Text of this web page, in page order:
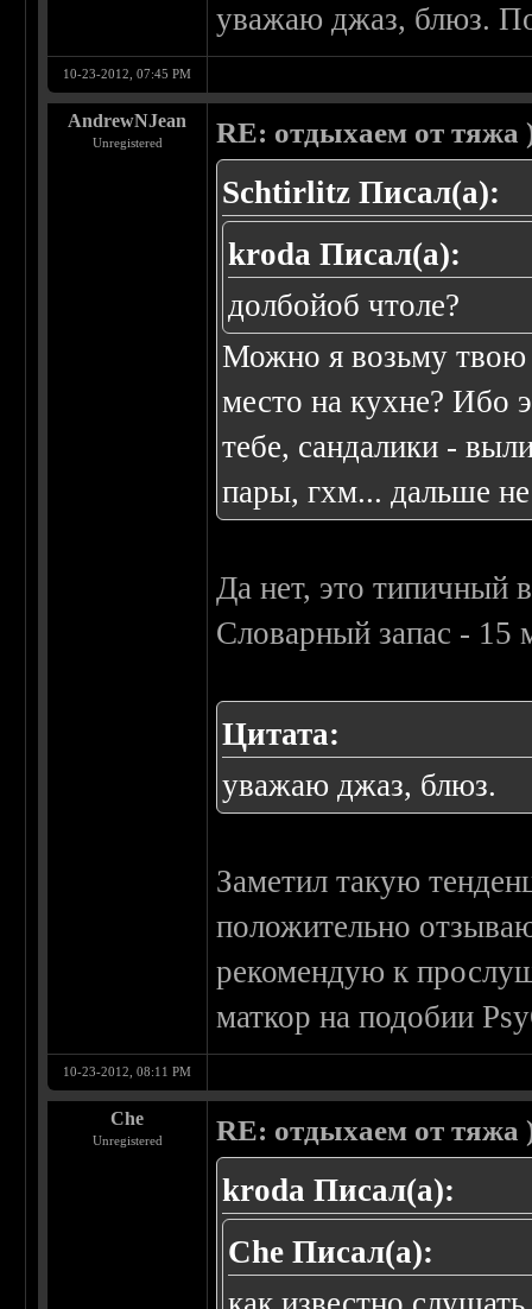
уважаю джаз, блюз.
10-23-2012, 07:45 PM
AndrewNJean
Unregistered RE: отдыхаем от тяжа
Schtirlitz Писал(а):
kroda Писал(а):
долбойоб чтоле?
Можно я возьму твою
место на кухне? Ибо
тебе, сандалики -
пары, гхм... дальше
Да нет, это типичный
Словарный запас - 15
Цитата:
уважаю джаз, блюз.
Заметил такую
положительно
рекомендую к
маткор на подобии
10-23-2012, 08:11 PM
Che
Unregistered RE: отдыхаем от тяжа
kroda Писал(а):
Che Писал(а):